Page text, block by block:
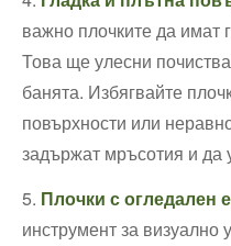
важно плочките да имат
Това ще ⁤улесни​
банята. Избягвайте
повърхности или
задържат мръсотия и да
5. Плочки с огледален
инструмент⁢ за визуално